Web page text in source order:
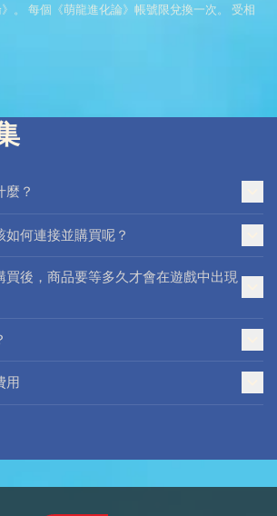
。 每個《萌龍進化論》帳號限兌換一次。 受相
麼？
何連接並購買呢？
買後，商品要等多久才會在遊戲中出現
用